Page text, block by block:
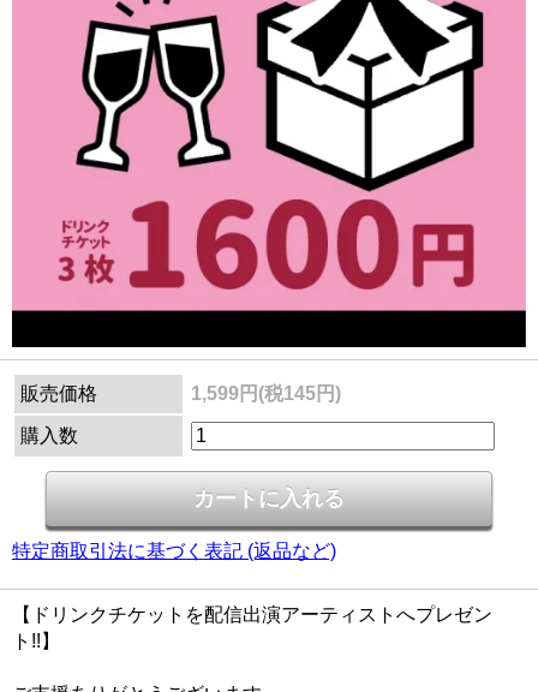
販売価格 1,599円(税145円)
購入数
特定商取引法に基づく表記 (返品など)
【ドリンクチケットを配信出演アーティストへプレゼン
ト!!】